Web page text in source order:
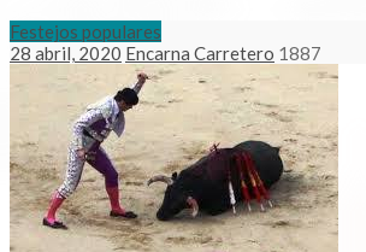
Festejos populares
28 abril, 2020 Encarna Carretero 1887